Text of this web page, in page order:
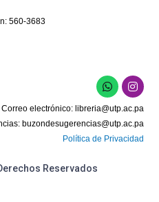
560-3683
W
h
a
t
s
a
I
n
t
a
g
Correo electrónico: libreria@utp.ac.pa
buzondesugerencias@utp.ac.pa
Política de Privacidad
Reservados